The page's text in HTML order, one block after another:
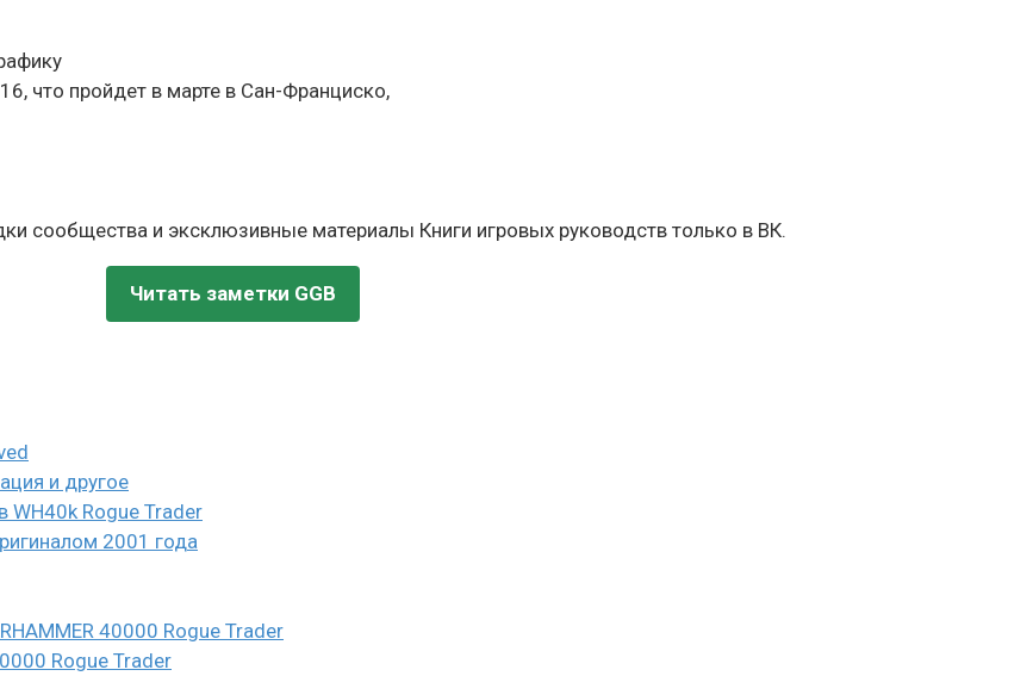
что пройдет в марте в Сан-Франциско,
сообщества и эксклюзивные материалы Книги игровых руководств только в ВК.
Читать заметки GGB
и другое
WH40k Rogue Trader
2001 года
40000 Rogue Trader
Rogue Trader